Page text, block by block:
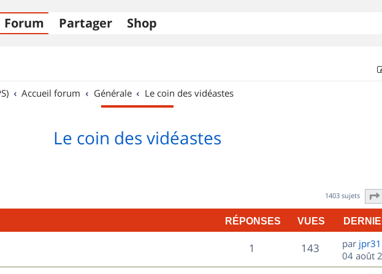
Forum Partager Shop
Accueil forum Générale Le coin des vidéastes
Le coin des vidéastes
1403 sujets
RÉPONSES VUES
1
é
143V
u
D
e
r
par jpr31
04 août